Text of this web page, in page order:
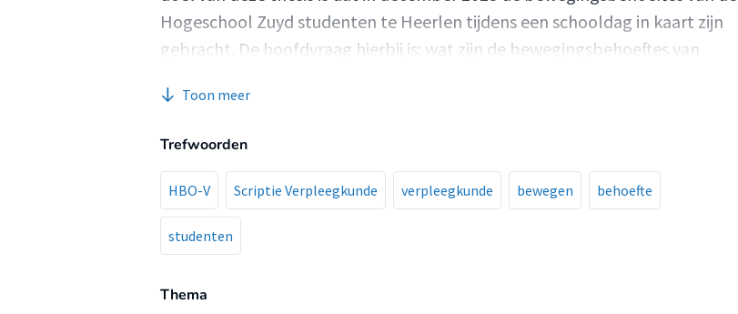
Hogeschool Zuyd studenten te Heerlen tijdens een schooldag in kaart zijn
gebracht. De hoofdvraag hierbij is: wat zijn de bewegingsbehoeftes van
Toon meer
Trefwoorden
HBO-V Scriptie Verpleegkunde verpleegkunde bewegen behoefte
studenten
Thema